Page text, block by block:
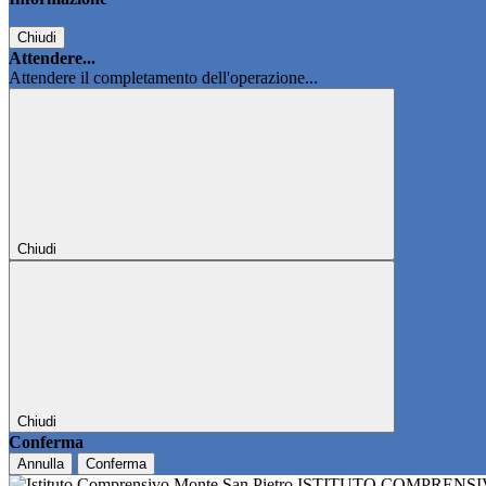
Chiudi
Attendere...
Attendere il completamento dell'operazione...
Chiudi
Chiudi
Conferma
Annulla Conferma